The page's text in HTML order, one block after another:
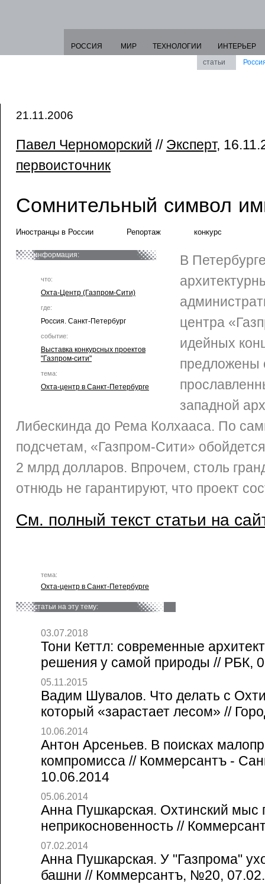
РОССИЯ МИР ТЕХНОЛОГИИ
ИНТЕРЬЕР
статьи
21.11.2006
Павел Черноморский // Эксперт,
первоисточник
Сомнительный символ
Иностранцы в России Репортаж конкурс
информация:
что:
Охта-Центр (Газпром-Сити)
где:
Россия. Санкт-Петербург
событие:
Выставка конкурсных проектов
"Газпром-сити"
тема:
Охта-центр в Санкт-Петербурге
В
центра
идейных
западной
Либескинда до Рема Колхааса. По
подсчетам, «Газпром-Сити»
2 млрд долларов. Впрочем, столь
отнюдь не гарантируют, что проект
См. полный текст статьи на
тема:
Охта-центр в Санкт-Петербурге
статьи на эту тему:
03.07.2018
Тони Кеттл: современные
решения у самой природы // РБК,
05.11.2015
Вадим Шувалов. Что делать с
который «зарастает лесом» //
10.06.2014
Антон Арсеньев. В поисках
компромисса // Коммерсантъ -
10.06.2014
05.06.2014
Анна Пушкарская. Охтинский мыс
неприкосновенность //
07.02.2014
Анна Пушкарская. У "Газпрома"
башни // Коммерсантъ, №20,